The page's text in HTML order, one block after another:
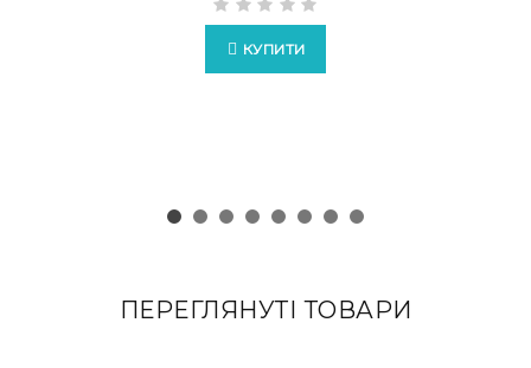
КУПИТИ
ПЕРЕГЛЯНУТІ ТОВАРИ